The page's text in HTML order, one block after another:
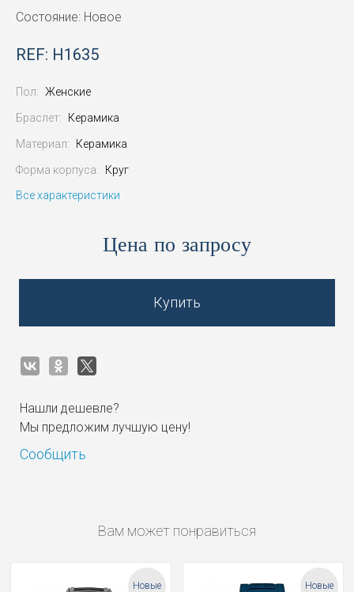
Состояние: Новое
REF: H1635
Пол: Женские
Браслет: Керамика
Материал: Керамика
Форма корпуса:
Круг
Все характеристики
Цена по запросу
Купить
Нашли дешевле?
Мы предложим лучшую цену!
Сообщить
Вам может понравиться
Новые Новые